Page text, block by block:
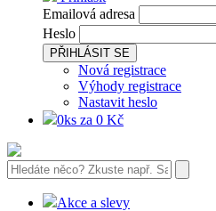
Emailová adresa
Heslo
PŘIHLÁSIT SE
Nová registrace
Výhody registrace
Nastavit heslo
0ks za 0 Kč
Akce a slevy